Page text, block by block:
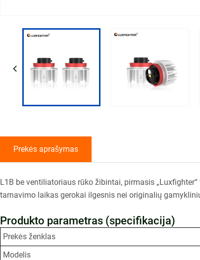
Prekės aprašymas
L1B be ventiliatoriaus rūko žibintai, pirmasis
tarnavimo laikas gerokai ilgesnis nei originalių
Produkto parametras (specifikacija)
Prekės ženklas
Modelis